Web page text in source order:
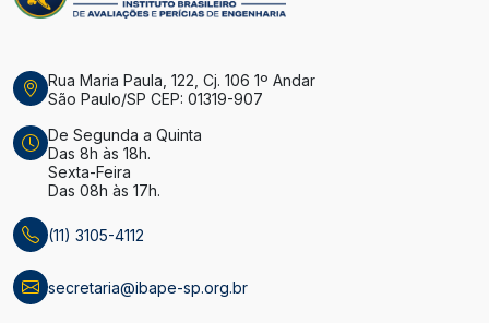
Rua Maria Paula, 122, Cj. 106 1º Andar
São Paulo/SP CEP: 01319-907
De Segunda a Quinta
Das 8h às 18h.
Sexta-Feira
Das 08h às 17h.
(11) 3105-4112
secretaria@ibape-sp.org.br